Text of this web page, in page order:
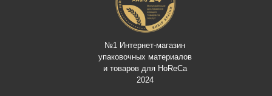
№1 Интернет-магазин
упаковочных материалов
и товаров для HoReCa
2024